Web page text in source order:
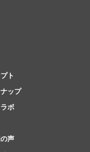
ト
ップ
ボ
声